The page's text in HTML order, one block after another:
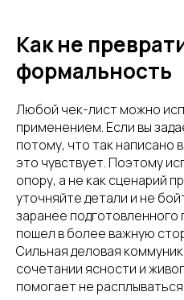
Как не
формальность
Любой чек-лист можно
применением. Если вы
потому, что так написано
это чувствует. Поэтому
опору, а не как сценарий
уточняйте детали и не
заранее подготовленного
пошел в более важную
Сильная деловая
сочетании ясности и
помогает не